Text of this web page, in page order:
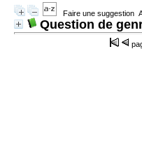
Faire une suggestion
Question de